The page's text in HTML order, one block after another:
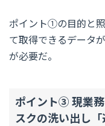
ポイント①の目的と
て取得できるデータ
が必要だ。
ポイント③ 現業
スクの洗い出し「